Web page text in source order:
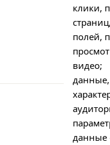
клики,
полей,
видео;
данные,
данные